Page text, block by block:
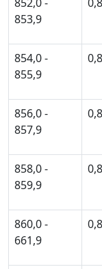
853,9
854,0 -
855,9
856,0 -
857,9
858,0 -
859,9
860,0 -
661,9